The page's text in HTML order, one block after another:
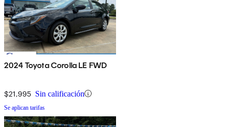
2024 Toyota Corolla LE FWD
$21,995 Sin calificación
Se aplican tarifas